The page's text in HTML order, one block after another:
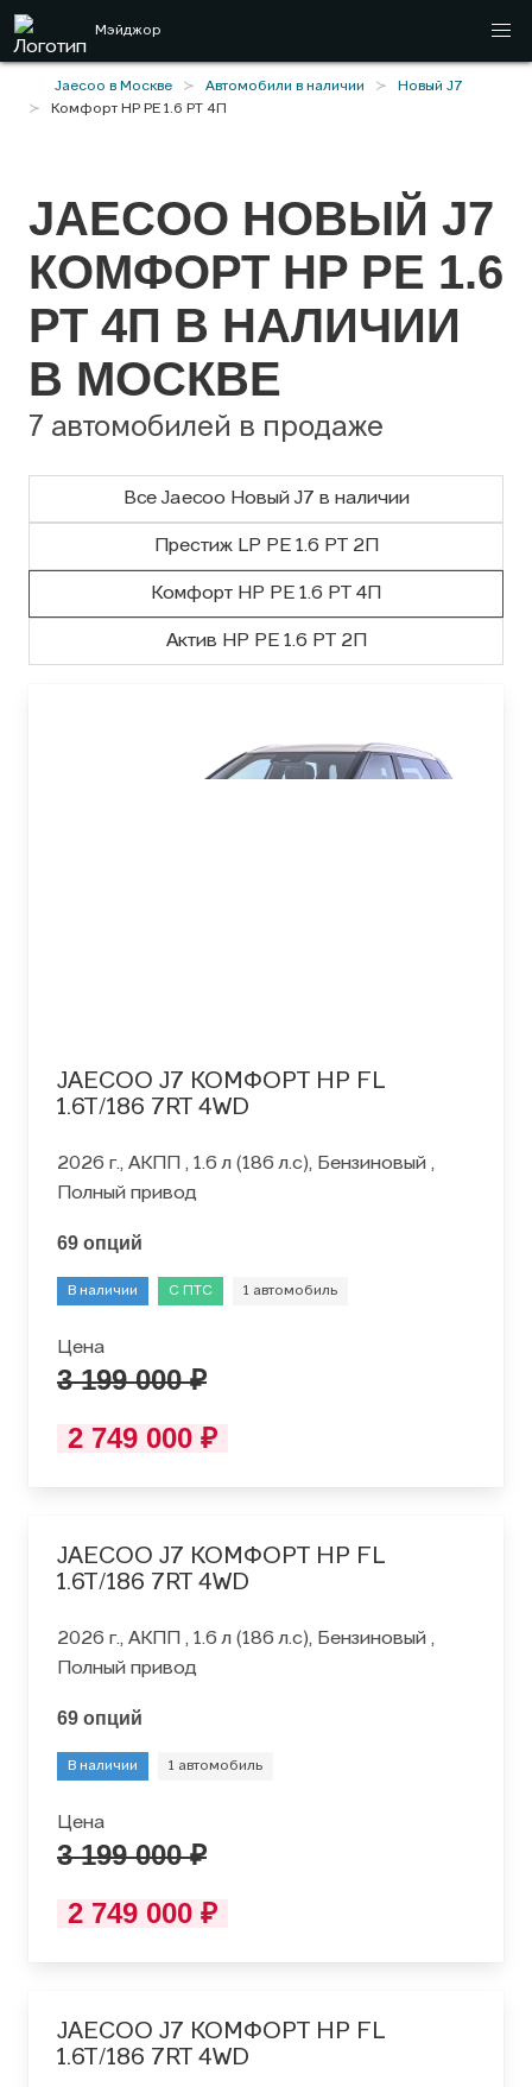
Мэйджор
Jaecoo в Москве Автомобили в наличии
Новый J7
Комфорт HP РЕ 1.6 РТ 4П
JAECOO НОВЫЙ J7
КОМФОРТ HP РЕ 1.6
РТ 4П В НАЛИЧИИ
В МОСКВЕ
7 автомобилей в продаже
Все Jaecoo Новый J7 в наличии
Престиж LP РЕ 1.6 РТ 2П
Комфорт HP РЕ 1.6 РТ 4П
Актив НР РЕ 1.6 РТ 2П
JAECOO J7 КОМФОРТ HP FL
1.6T/186 7RT 4WD
2026 г., АКПП , 1.6 л (186 л.с), Бензиновый ,
Полный привод
69 опций
В наличии С ПТС 1 автомобиль
Цена
3 199 000 ₽
2 749 000 ₽
JAECOO J7 КОМФОРТ HP FL
1.6T/186 7RT 4WD
2026 г., АКПП , 1.6 л (186 л.с), Бензиновый ,
Полный привод
69 опций
В наличии 1 автомобиль
Цена
3 199 000 ₽
2 749 000 ₽
JAECOO J7 КОМФОРТ HP FL
1.6T/186 7RT 4WD